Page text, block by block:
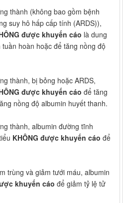
thành (không bao gồm bệnh
suy hô hấp cấp tính (ARDS)),
được khuyến cáo là dung
hoàn hoặc để tăng nồng độ
thành, bị bỏng hoặc ARDS,
được khuyến cáo để tăng
nồng độ albumin huyết thanh.
thành, albumin đường tĩnh
KHÔNG được khuyến cáo để
trùng và giảm tưới máu, albumin
khuyến cáo để giảm tỷ lệ tử